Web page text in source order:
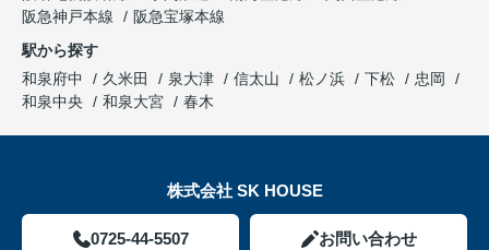
阪急神戸本線
阪急宝塚本線
駅から探す
和泉府中
久米田 泉大津 信太山 松ノ浜 下松
忠岡
和泉中央
和泉大宮 春木
株式会社 SK HOUSE
0725-44-5507 お問い合わせ